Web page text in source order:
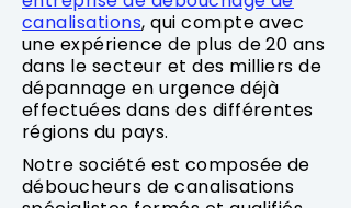
canalisations, qui compte avec
une expérience de plus de 20 ans
dans le secteur et des milliers de
dépannage en urgence déjà
effectuées dans des différentes
régions du pays.
Notre société est composée de
déboucheurs de canalisations